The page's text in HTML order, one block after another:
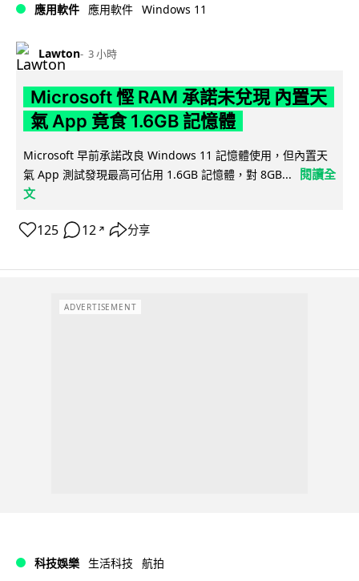
應用軟件 應用軟件 Windows 11
Lawton 3 小時
Microsoft 慳 RAM 承諾未兌現 內置天
氣 App 竟食 1.6GB 記憶體
Microsoft 早前承諾改良 Windows 11 記憶體使用，但內置天
氣 App 測試發現最高可佔用 1.6GB 記憶體，對 8GB...
閱讀全
文
125 12 ↗ 分享
ADVERTISEMENT
科技娛樂 生活科技 航拍